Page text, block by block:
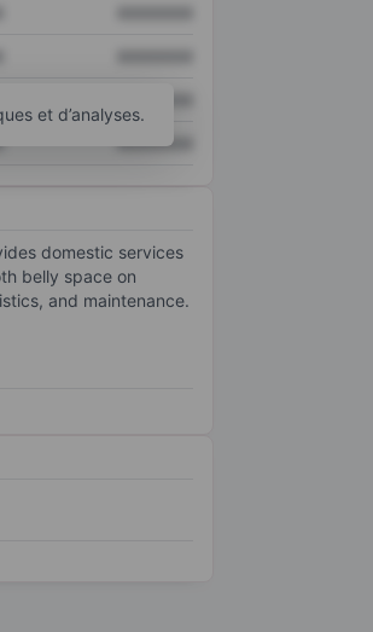
XXXXXXX
et d’analyses.
domestic services
belly space on
and maintenance.